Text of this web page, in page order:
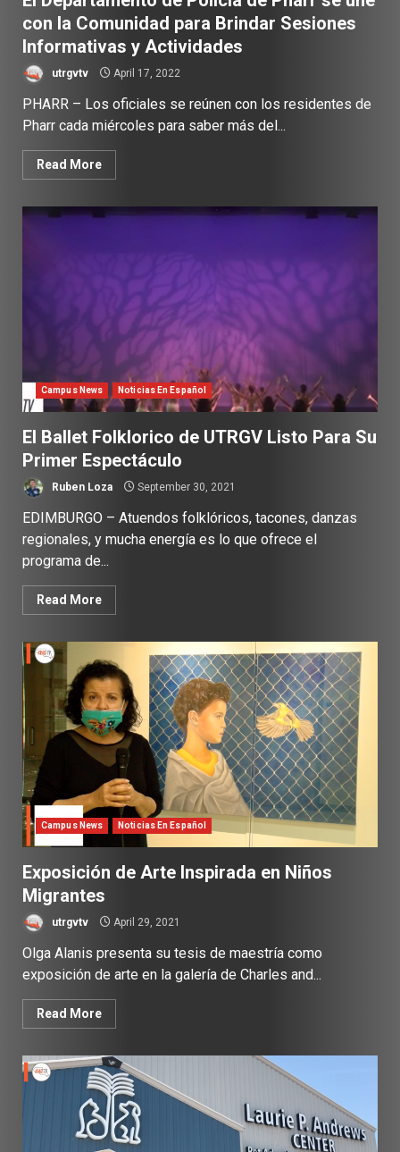
con la Comunidad para Brindar Sesiones
Informativas y Actividades
utrgvtv April 17, 2022
PHARR – Los oficiales se reúnen con los residentes de
Pharr cada miércoles para saber más del...
Read More
Campus News Noticias En Español
El Ballet Folklorico de UTRGV Listo Para Su
Primer Espectáculo
Ruben Loza September 30, 2021
EDIMBURGO – Atuendos folklóricos, tacones, danzas
regionales, y mucha energía es lo que ofrece el
programa de...
Read More
Campus News Noticias En Español
Exposición de Arte Inspirada en Niños
Migrantes
utrgvtv April 29, 2021
Olga Alanis presenta su tesis de maestría como
exposición de arte en la galería de Charles and...
Read More